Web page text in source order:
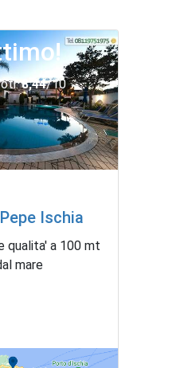
8,44/10
Ischia
qualita' a 100 mt
mare